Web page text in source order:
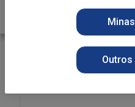
SABONETE
ST PHYTO SOAP 85G VANILLA KISS
Outros